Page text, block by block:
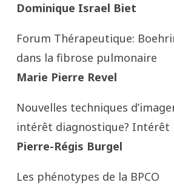
Dominique Israel Biet
Forum Thérapeutique:
dans la fibrose pulmonaire
Marie Pierre Revel
Nouvelles techniques
intérêt diagnostique? Intérêt
Pierre-Régis Burgel
Les phénotypes de la BPCO